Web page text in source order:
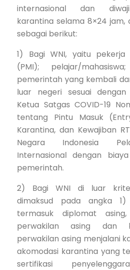
internasional dan
karantina selama 8×24 jam,
sebagai berikut:
1) Bagi WNI, yaitu pekerja
(PMI); pelajar/
pemerintah yang kembali
luar negeri sesuai dengan
Ketua Satgas COVID-19
tentang Pintu Masuk
Karantina, dan Kewajiban
Negara Indonesia
Internasional dengan
pemerintah.
2) Bagi WNI di luar
dimaksud pada angka
termasuk diplomat
perwakilan asing dan
perwakilan asing menjalani
akomodasi karantina yang
sertifikasi